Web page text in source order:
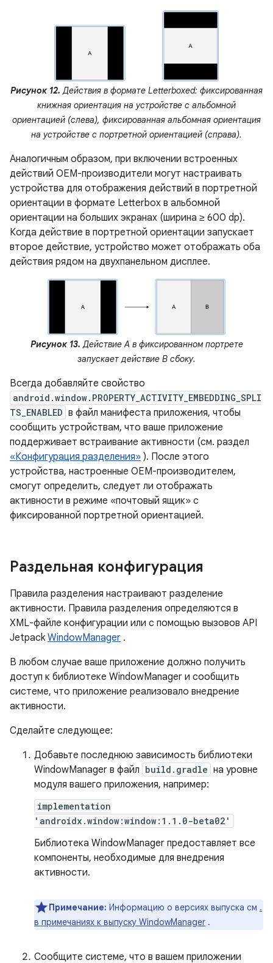
Рисунок 12. Действия в формате Letterboxed: фиксированная
книжная ориентация на устройстве с альбомной
ориентацией (слева), фиксированная альбомная ориентация
на устройстве с портретной ориентацией (справа).
Аналогичным образом, при включении встроенных
действий OEM-производители могут настраивать
устройства для отображения действий в портретной
ориентации в формате Letterbox в альбомной
ориентации на больших экранах (ширина ≥ 600 dp).
Когда действие в портретной ориентации запускает
второе действие, устройство может отображать оба
действия рядом на двухпанельном дисплее.
Рисунок 13. Действие А в фиксированном портрете
запускает действие В сбоку.
Всегда добавляйте свойство
android.window.PROPERTY_ACTIVITY_EMBEDDING_SPLI
TS_ENABLED в файл манифеста приложения, чтобы
сообщить устройствам, что ваше приложение
поддерживает встраивание активности (см. раздел
«Конфигурация разделения» ). После этого
устройства, настроенные OEM-производителем,
смогут определить, следует ли отображать
активности в режиме «почтовый ящик» с
фиксированной портретной ориентацией.
Раздельная конфигурация
Правила разделения настраивают разделение
активности. Правила разделения определяются в
XML-файле конфигурации или с помощью вызовов API
Jetpack WindowManager .
В любом случае ваше приложение должно получить
доступ к библиотеке WindowManager и сообщить
системе, что приложение реализовало внедрение
активности.
Сделайте следующее:
Добавьте последнюю зависимость библиотеки
WindowManager в файл build.gradle на уровне
модуля вашего приложения, например:
implementation
'androidx.window:window:1.1.0-beta02'
Библиотека WindowManager предоставляет все
компоненты, необходимые для внедрения
активности.
Примечание: Информацию о версиях выпуска см .
в примечаниях к выпуску WindowManager .
Сообщите системе, что в вашем приложении